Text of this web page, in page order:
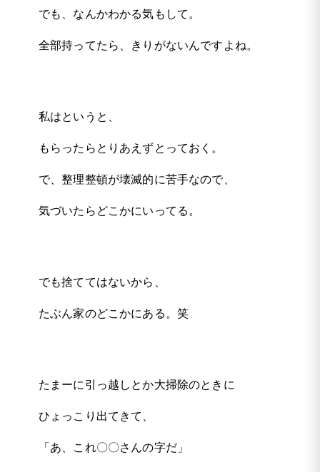
でも、なんかわかる気もして。
全部持ってたら、きりがないんですよね。
私はというと、
もらったらとりあえずとっておく。
で、整理整頓が壊滅的に苦手なので、
気づいたらどこかにいってる。
でも捨ててはないから、
たぶん家のどこかにある。笑
たまーに引っ越しとか大掃除のときに
ひょっこり出てきて、
「あ、これ〇〇さんの字だ」